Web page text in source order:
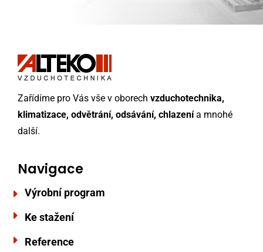
Zařídíme pro Vás vše v oborech vzduchotechnika,
klimatizace, odvětrání, odsávání, chlazenía mnohé
další.
Navigace
Výrobní program
Ke stažení
Reference